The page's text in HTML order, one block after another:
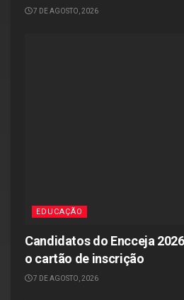
7 DE AGOSTO, 2026
EDUCAÇÃO
Candidatos do Encceja
o cartão de inscrição
7 DE AGOSTO, 2026